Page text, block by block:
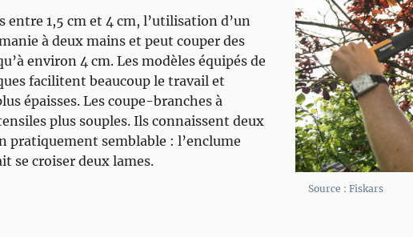
Source : Fiskars
entre 1,5 cm et 4 cm, l’utilisation d’un
à deux mains et peut couper des
environ 4 cm. Les modèles équipés de
facilitent beaucoup le travail et
épaisses. Les coupe-branches à
plus souples. Ils connaissent deux
pratiquement semblable : l’enclume
se croiser deux lames.